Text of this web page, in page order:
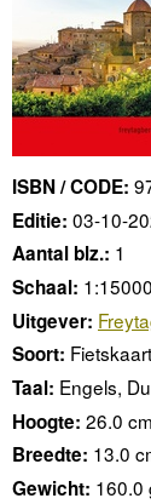
ISBN / CODE:
Editie: 03-10-
Aantal blz.: 1
Schaal:
Uitgever:
Soort:
Taal: Engels,
Hoogte: 26.0 cm
Breedte: 13.0
Gewicht: 160.0